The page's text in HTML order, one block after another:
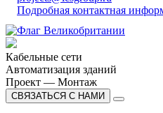
Подробная контактная
Кабельные сети
Автоматизация зданий
Проект — Монтаж
СВЯЗАТЬСЯ С НАМИ